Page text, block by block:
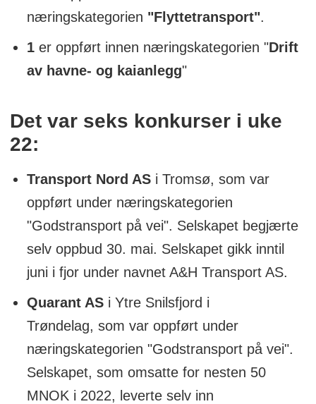
næringskategorien "Flyttetransport".
1er oppført innen næringskategorien "Drift
av havne- og kaianlegg"
Det var seks konkurser i uke
22:
Transport Nord AS i Tromsø, som var
oppført under næringskategorien
"Godstransport på vei". Selskapet begjærte
selv oppbud 30. mai. Selskapet gikk inntil
juni i fjor under navnet A&H Transport AS.
Quarant ASi Ytre Snilsfjord i
Trøndelag, som var oppført under
næringskategorien "Godstransport på vei".
Selskapet, som omsatte for nesten 50
MNOK i 2022, leverte selv inn